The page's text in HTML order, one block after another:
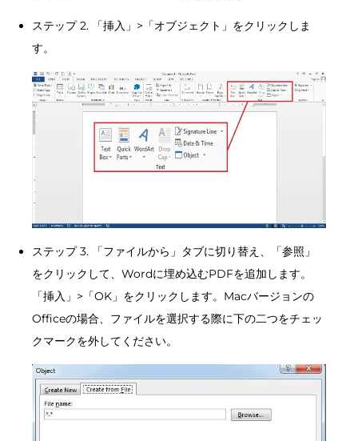
ステップ 2. 「挿入」>「オブジェクト」をクリックしま
す。
ステップ 3. 「ファイルから」タブに切り替え、「参照」
をクリックして、Wordに埋め込むPDFを追加します。
「挿入」>「OK」をクリックします。Macバージョンの
Officeの場合、ファイルを選択する際に下の二つをチェッ
クマークを外してください。